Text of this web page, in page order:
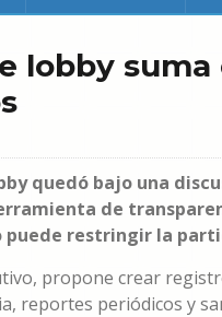
lobby
quedó bajo una
de
restringir la
propone crear
reportes periódicos y